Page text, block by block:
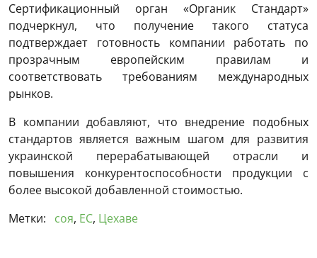
Сертификационный орган «Органик Стандарт»
подчеркнул, что получение такого статуса
подтверждает готовность компании работать по
прозрачным европейским правилам и
соответствовать требованиям международных
рынков.
В компании добавляют, что внедрение подобных
стандартов является важным шагом для развития
украинской перерабатывающей отрасли и
повышения конкурентоспособности продукции с
более высокой добавленной стоимостью.
Метки:
соя, ЕС, Цехаве